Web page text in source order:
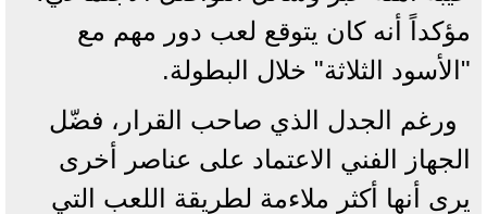
مؤكداً أنه كان يتوقع لعب دور مهم مع
"الأسود الثلاثة" خلال البطولة.
ورغم الجدل الذي صاحب القرار، فضّل
الجهاز الفني الاعتماد على عناصر أخرى
يرى أنها أكثر ملاءمة لطريقة اللعب التي